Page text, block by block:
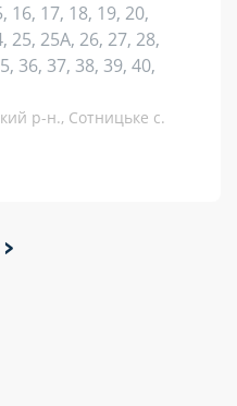
16, 17, 18, 19, 20,
25, 25А, 26, 27, 28,
36, 37, 38, 39, 40,
р-н., Сотницьке с.